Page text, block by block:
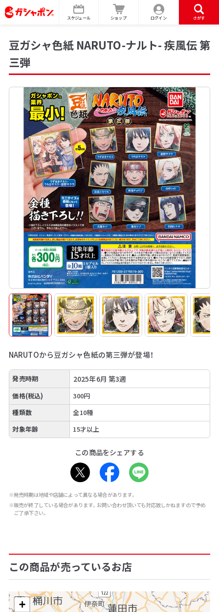
スケジュール ショップ ログイン さがす
豆ガシャ色紙 NARUTO-ナルト- 疾風伝 第
三弾
NARUTOから豆ガシャ色紙の第三弾が登場！
発売時期 2025年6月 第3週
価格(税込)
300円
種類数
全10種
対象年齢
15才以上
この商品をシェアする
※発売時期は地域や店舗によって異なる場合があります。
※販売が終了している場合があります。お問い合わせ頂いても対応致しかねますので予め
ご了承下さい。
この商品が売っているお店
+